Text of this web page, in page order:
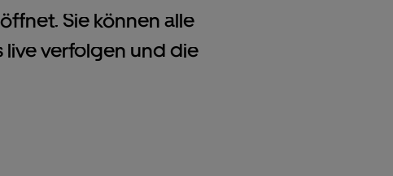
Sie können alle
verfolgen und die